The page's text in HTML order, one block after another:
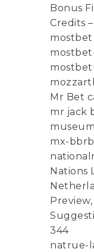
Bonus
Credits
Mr Bet
mr jack
mx-
Nations
344
natrue-